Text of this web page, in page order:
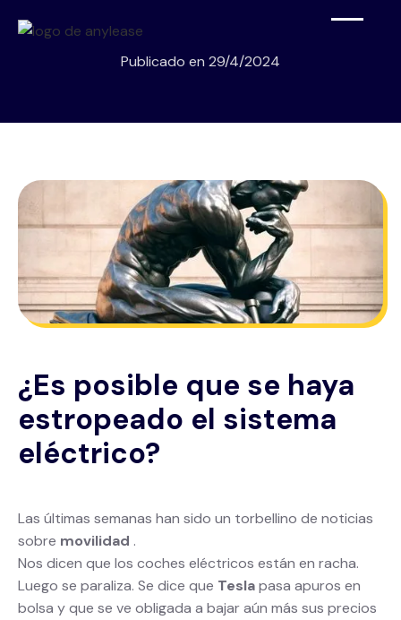
Publicado en 29/4/2024
¿Es posible que se haya
estropeado el sistema
eléctrico?
Las últimas semanas han sido un torbellino de noticias
sobre movilidad .
Nos dicen que los coches eléctricos están en racha.
Luego se paraliza. Se dice que Teslapasa apuros en
bolsa y que se ve obligada a bajar aún más sus precios